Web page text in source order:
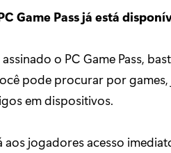
Game Pass já está
o PC Game Pass,
pode procurar por
em dispositivos.
aos jogadores acesso